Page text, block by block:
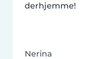
derhjemme!
Nerina